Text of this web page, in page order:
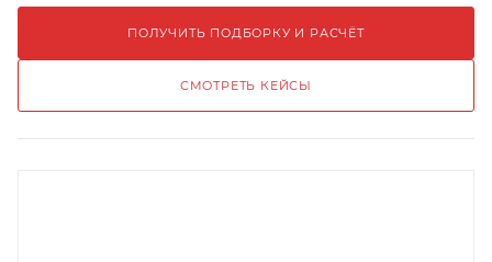
ПОЛУЧИТЬ ПОДБОРКУ И РАСЧЁТ
СМОТРЕТЬ КЕЙСЫ